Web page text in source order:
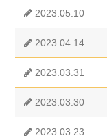
2023.05.10
2023.04.14
2023.03.31
2023.03.30
2023.03.23